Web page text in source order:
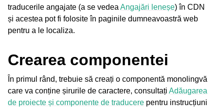
navigation of Formate de fișiere acceptate
traducerile angajate (a se vedea Angajări leneșe) în CDN
și acestea pot fi folosite în paginile dumneavoastră web
pentru a le localiza.
Crearea componentei
În primul rând, trebuie să creați o componentă monolingvă
care va conține șirurile de caractere, consultați Adăugarea
de proiecte și componente de traducere pentru instrucțiuni